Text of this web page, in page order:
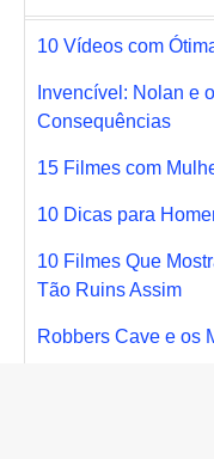
10 Vídeos com
Invencível: Nolan e
Consequências
15 Filmes com
10 Dicas para
10 Filmes Que
Tão Ruins Assim
Robbers Cave e os